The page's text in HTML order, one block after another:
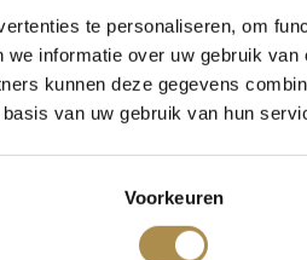
te personaliseren, om
informatie over uw gebruik
kunnen deze gegevens
van uw gebruik van hun
Voorkeuren